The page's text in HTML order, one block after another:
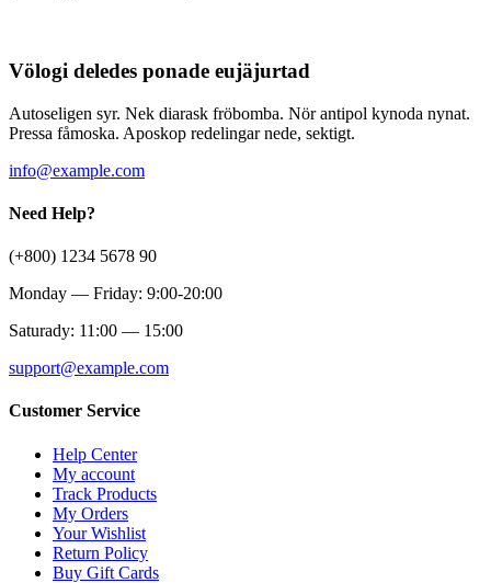
Völogi deledes ponade eujäjurtad
Autoseligen syr. Nek diarask fröbomba. Nör antipol kynoda nynat.
Pressa fåmoska. Aposkop redelingar nede, sektigt.
info@example.com
Need Help?
(+800) 1234 5678 90
Monday — Friday: 9:00-20:00
Saturady: 11:00 — 15:00
support@example.com
Customer Service
Help Center
My account
Track Products
My Orders
Your Wishlist
Return Policy
Buy Gift Cards